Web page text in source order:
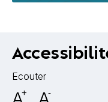
Ecouter
+ -